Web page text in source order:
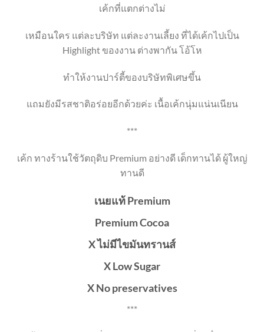
เค้กที่แตกต่างไม่
เหมือนใคร แต่ละบริษัท แต่ละงานเลี้ยง ที่ได้เค้กไปเป็น
Highlight ของงาน ต่างพากัน โอ้โห
ทำให้งานปาร์ตี้ของบริษัทพิเศษขึ้น
แถมยังมีรสชาติอร่อยอีกด้วยค่ะ เนื้อเค้กนุ่มแน่นเนียน
***
เค้ก ทางร้านใช้วัตถุดิบ Premium อย่างดี เด็กทานได้ ผู้ใหญ่
ทานดี
เนยแท้ Premium
Premium Cocoa
X ไม่มีไขมันทรานส์
X Low Sugar
X No preservatives
***